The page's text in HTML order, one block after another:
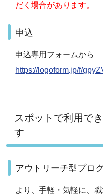
だく場合があります。
申込
申込専用フォームから
https://logoform.jp/f/
スポットで利用で
す
アウトリーチ型プロ
より、手軽・気軽に、